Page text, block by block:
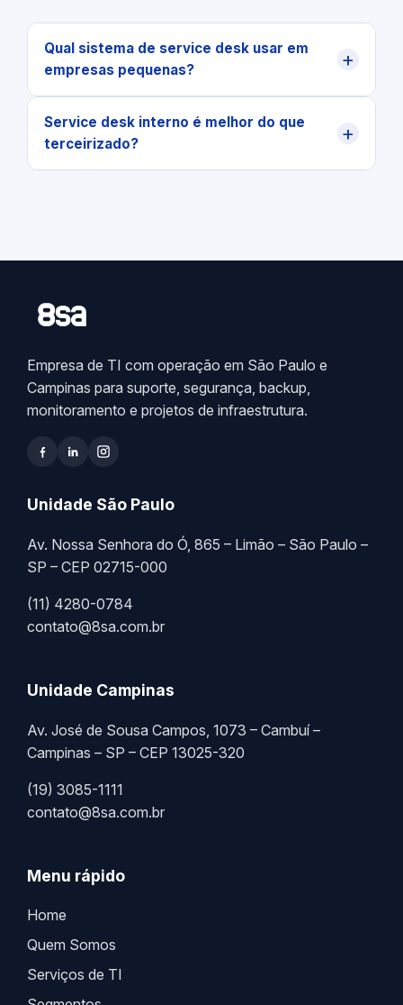
Qual sistema de service desk usar em
empresas pequenas?
+
Service desk interno é melhor do que
terceirizado?
+
Empresa de TI com operação em São Paulo e
Campinas para suporte, segurança, backup,
monitoramento e projetos de infraestrutura.
Unidade São Paulo
Av. Nossa Senhora do Ó, 865 – Limão – São Paulo –
SP – CEP 02715-000
(11) 4280-0784
contato@8sa.com.br
Unidade Campinas
Av. José de Sousa Campos, 1073 – Cambuí –
Campinas – SP – CEP 13025-320
(19) 3085-1111
contato@8sa.com.br
Menu rápido
Home
Quem Somos
Serviços de TI